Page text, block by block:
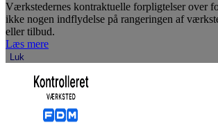
Værkstedernes kontraktuelle forpligtelser over
ikke nogen indflydelse på rangeringen af
eller tilbud.
Læs mere
Luk